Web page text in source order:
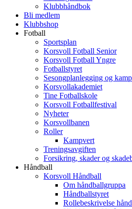
Klubbhåndbok
Bli medlem
Klubbshop
Fotball
Sportsplan
Korsvoll Fotball Senior
Korsvoll Fotball Yngre
Fotballstyret
Sesongplanlegging og
Korsvollakademiet
Tine Fotballskole
Korsvoll Fotballfestival
Nyheter
Korsvollbanen
Roller
Kampvert
Treningsavgiften
Forsikring, skader og
Håndball
Korsvoll Håndball
Om håndballgruppa
Håndballstyret
Rollebeskrivelse